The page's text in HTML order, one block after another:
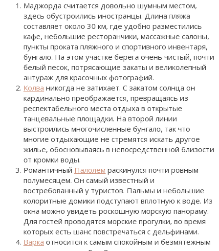
Маджорда считается довольно шумным местом,
здесь обустроились иностранцы. Длина пляжа
составляет около 30 км, где удобно разместились
кафе, небольшие ресторанчики, массажные салоны,
пункты проката пляжного и спортивного инвентаря,
бунгало. На этом участке берега очень чистый, почти
белый песок, потрясающие закаты и великолепный
антураж для красочных фотографий.
Колва никогда не затихает. С закатом солнца он
кардинально преображается, превращаясь из
респектабельного места отдыха в открытые
танцевальные площадки. На второй линии
выстроились многочисленные бунгало, так что
многие отдыхающие не стремятся искать другое
жилье, обосновываясь в непосредственной близости
от кромки воды.
Романтичный Палолем раскинулся почти ровным
полумесяцем. Он самый известный и
востребованный у туристов. Пальмы и небольшие
колоритные домики подступают вплотную к воде. Из
окна можно увидеть роскошную морскую панораму.
Для гостей проводятся морские прогулки, во время
которых есть шанс повстречаться с дельфинами.
Варка относится к самым спокойным и безмятежным